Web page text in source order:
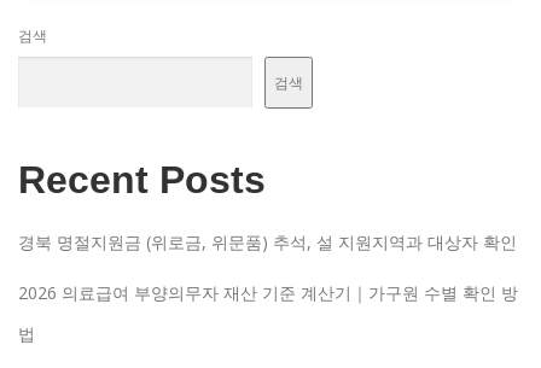
검색
검색
Recent Posts
경북 명절지원금 (위로금, 위문품) 추석, 설 지원지역과 대상자 확인
2026 의료급여 부양의무자 재산 기준 계산기｜가구원 수별 확인 방
법